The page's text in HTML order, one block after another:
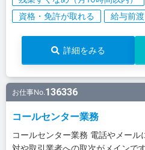
資格・免許が取れる
給与前
詳細をみる
お仕事No.136336
コールセンター業務
コールセンター業務 電話やメー